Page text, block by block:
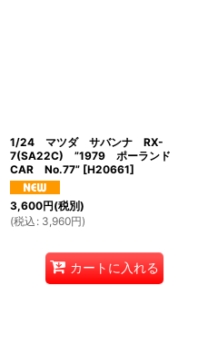
1/24 マツダ サバンナ RX-
7(SA22C) ”1979 ポーランド
CAR No.77” [H20661]
3,600円(税別)
(税込 : 3,960円)
カートに入れる